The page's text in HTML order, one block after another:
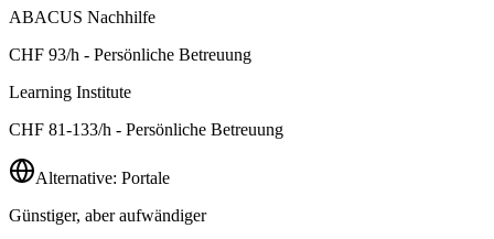
ABACUS Nachhilfe
CHF 93/h - Persönliche Betreuung
Learning Institute
CHF 81-133/h - Persönliche Betreuung
Alternative: Portale
Günstiger, aber aufwändiger